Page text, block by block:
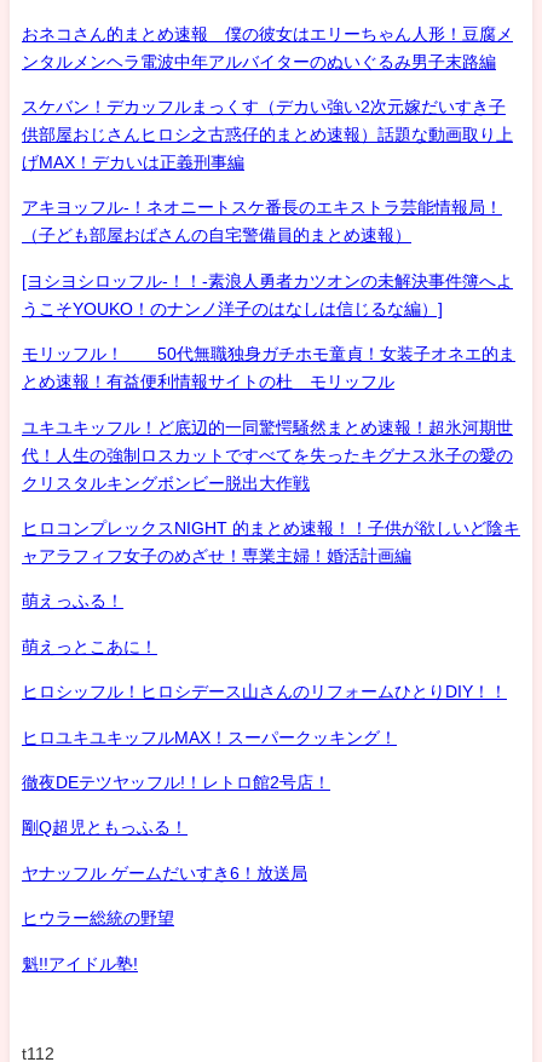
おネコさん的まとめ速報 僕の彼女はエリーちゃん人形！豆腐メ
ンタルメンヘラ電波中年アルバイターのぬいぐるみ男子末路編
スケバン！デカッフルまっくす（デカい強い2次元嫁だいすき子
供部屋おじさんヒロシ之古惑仔的まとめ速報）話題な動画取り上
げMAX！デカいは正義刑事編
アキヨッフル-！ネオニートスケ番長のエキストラ芸能情報局！
（子ども部屋おばさんの自宅警備員的まとめ速報）
[ヨシヨシロッフル-！！-素浪人勇者カツオンの未解決事件簿へよ
うこそYOUKO！のナンノ洋子のはなしは信じるな編）]
モリッフル！ 50代無職独身ガチホモ童貞！女装子オネエ的ま
とめ速報！有益便利情報サイトの杜 モリッフル
ユキユキッフル！ど底辺的一同驚愕騒然まとめ速報！超氷河期世
代！人生の強制ロスカットですべてを失ったキグナス氷子の愛の
クリスタルキングボンビー脱出大作戦
ヒロコンプレックスNIGHT 的まとめ速報！！子供が欲しいど陰キ
ャアラフィフ女子のめざせ！専業主婦！婚活計画編
萌えっふる！
萌えっとこあに！
ヒロシッフル！ヒロシデース山さんのリフォームひとりDIY！！
ヒロユキユキッフルMAX！スーパークッキング！
徹夜DEテツヤッフル!！レトロ館2号店！
剛Q超児ともっふる！
ヤナッフル ゲームだいすき6！放送局
ヒウラー総統の野望
魁!!アイドル塾!
t112